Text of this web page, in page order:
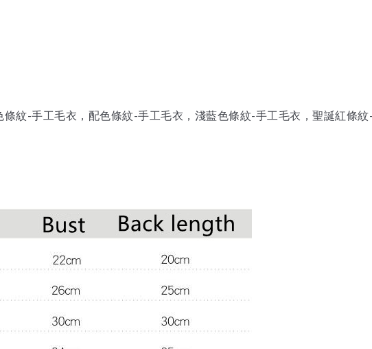
紋-手工毛衣，配色條紋-手工毛衣，淺藍色條紋-手工毛衣，聖誕紅條紋-